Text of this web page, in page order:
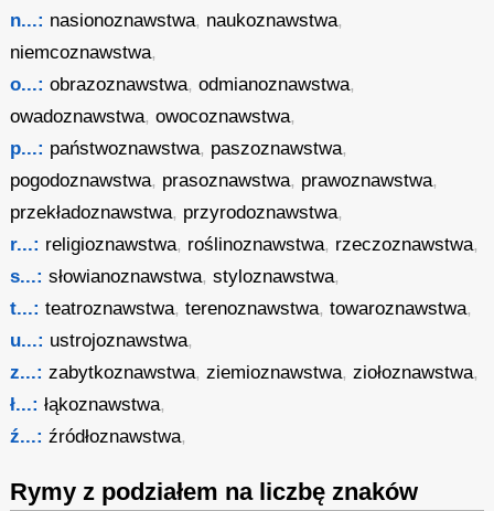
n...: nasionoznawstwa, naukoznawstwa,
niemcoznawstwa,
o...: obrazoznawstwa,odmianoznawstwa,
owadoznawstwa,owocoznawstwa,
p...: państwoznawstwa, paszoznawstwa,
pogodoznawstwa, prasoznawstwa, prawoznawstwa,
przekładoznawstwa, przyrodoznawstwa,
r...: religioznawstwa, roślinoznawstwa, rzeczoznawstwa,
s...: słowianoznawstwa,styloznawstwa,
t...: teatroznawstwa,terenoznawstwa,towaroznawstwa,
u...: ustrojoznawstwa,
z...: zabytkoznawstwa,ziemioznawstwa,ziołoznawstwa,
ł...: łąkoznawstwa,
ź...: źródłoznawstwa,
Rymy z podziałem na liczbę znaków